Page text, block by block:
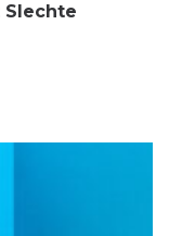
Slechte